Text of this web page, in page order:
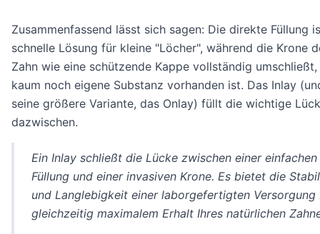
Zusammenfassend lässt sich sagen: Die direkte Füllung
schnelle Lösung für kleine "Löcher", während die Krone
Zahn wie eine schützende Kappe vollständig umschließt,
kaum noch eigene Substanz vorhanden ist. Das Inlay
seine größere Variante, das Onlay) füllt die wichtige
dazwischen.
Ein Inlay schließt die Lücke zwischen einer einfachen
Füllung und einer invasiven Krone. Es bietet die
und Langlebigkeit einer laborgefertigten Versorgung
gleichzeitig maximalem Erhalt Ihres natürlichen